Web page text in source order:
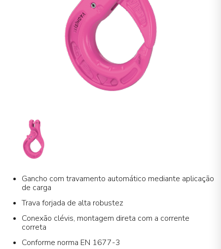
Gancho com travamento automático mediante aplicação
de carga
Trava forjada de alta robustez
Conexão clévis, montagem direta com a corrente
correta
Conforme norma EN 1677-3